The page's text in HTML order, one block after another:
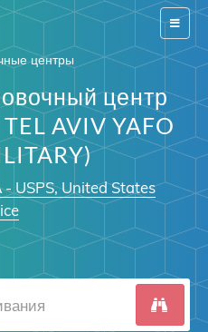
Switch
центры
центр
TEL AVIV YAFO
USPS, United States